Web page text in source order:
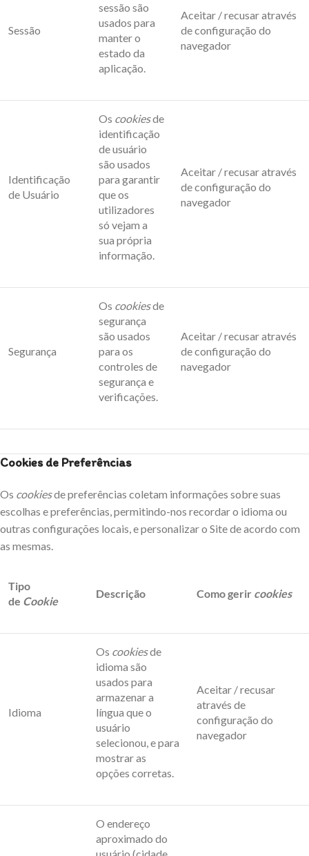
Sessão
sessão são
usados para
manter o
estado da
aplicação.
Aceitar / recusar através
de configuração do
navegador
Identificação
de Usuário
Os cookiesde
identificação
de usuário
são usados
para garantir
que os
utilizadores
só vejam a
sua própria
informação.
Aceitar / recusar através
de configuração do
navegador
Segurança
Os cookiesde
segurança
são usados
para os
controles de
segurança e
verificações.
Aceitar / recusar através
de configuração do
navegador
Cookies de Preferências
Os cookiesde preferências coletam informações sobre suas
escolhas e preferências, permitindo-nos recordar o idioma ou
outras configurações locais, e personalizar o Site de acordo com
as mesmas.
Tipo
de Cookie
Descrição Como gerir cookies
Idioma
Os cookiesde
idioma são
usados para
armazenar a
língua que o
usuário
selecionou, e para
mostrar as
opções corretas.
Aceitar / recusar
através de
configuração do
navegador
O endereço
aproximado do